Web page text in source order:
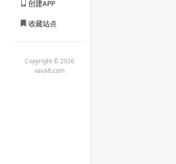
创建APP
收藏站点
Copyright © 2026
vava8.com